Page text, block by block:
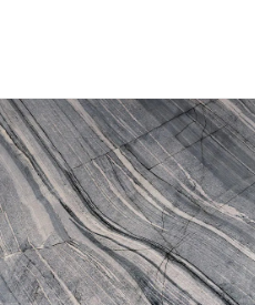
전시장 찾기
인증 중고차
서비스 센터 안내
이벤트